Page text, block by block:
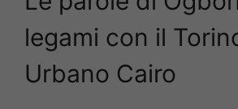
legami con il
Urbano Cairo